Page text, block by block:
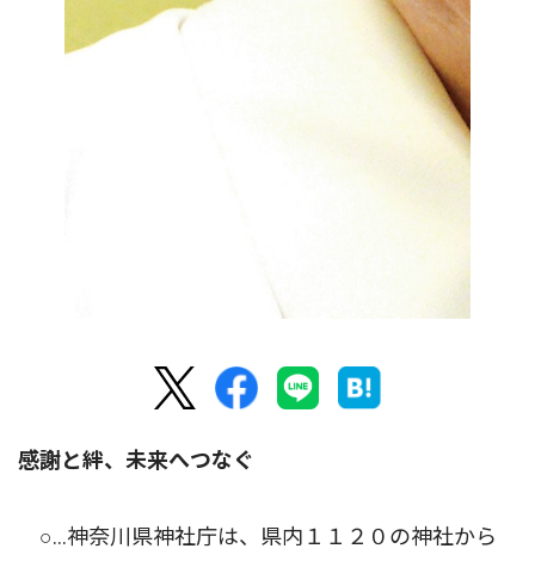
感謝と絆、未来へつなぐ
○…神奈川県神社庁は、県内１１２０の神社から